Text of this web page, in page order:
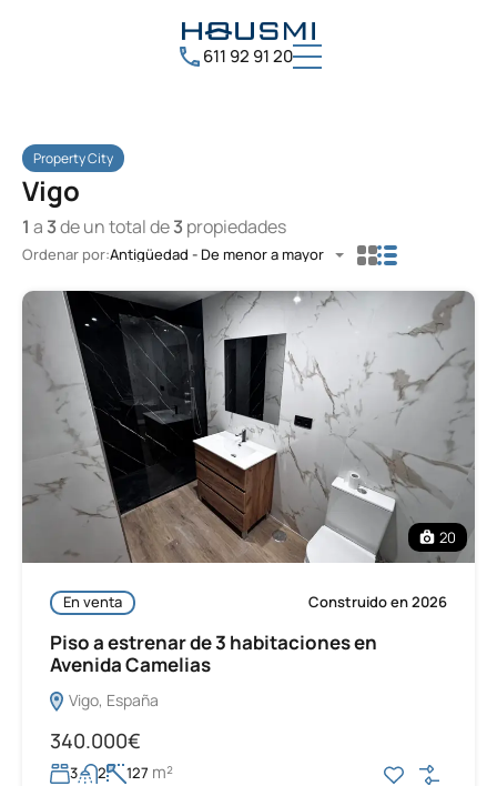
611 92 91 20
Property City
Vigo
1 a 3de un total de3propiedades
Ordenar por:Antigüedad - De menor a mayor
20
En venta Construido en 2026
Piso a estrenar de 3 habitaciones en
Avenida Camelias
Vigo, España
340.000€
3 2 127 m²